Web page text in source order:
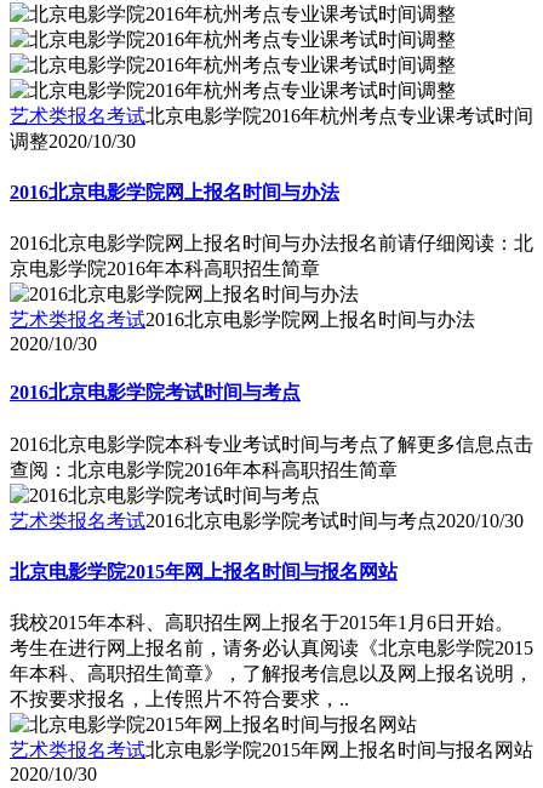
艺术类报名考试北京电影学院2016年杭州考点专业课考试时间
调整2020/10/30
2016北京电影学院网上报名时间与办法
2016北京电影学院网上报名时间与办法报名前请仔细阅读：北
京电影学院2016年本科高职招生简章
艺术类报名考试2016北京电影学院网上报名时间与办法
2020/10/30
2016北京电影学院考试时间与考点
2016北京电影学院本科专业考试时间与考点了解更多信息点击
查阅：北京电影学院2016年本科高职招生简章
艺术类报名考试2016北京电影学院考试时间与考点2020/10/30
北京电影学院2015年网上报名时间与报名网站
我校2015年本科、高职招生网上报名于2015年1月6日开始。
考生在进行网上报名前，请务必认真阅读《北京电影学院2015
年本科、高职招生简章》，了解报考信息以及网上报名说明，
不按要求报名，上传照片不符合要求，..
艺术类报名考试北京电影学院2015年网上报名时间与报名网站
2020/10/30